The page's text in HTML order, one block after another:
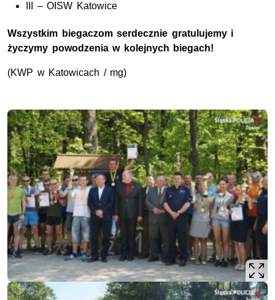
III – OISW Katowice
Wszystkim biegaczom serdecznie gratulujemy i
życzymy powodzenia w kolejnych biegach!
(KWP w Katowicach / mg)